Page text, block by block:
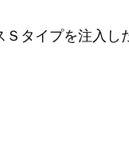
タイプを注入し